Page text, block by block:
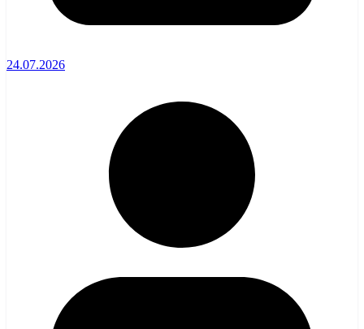
24.07.2026